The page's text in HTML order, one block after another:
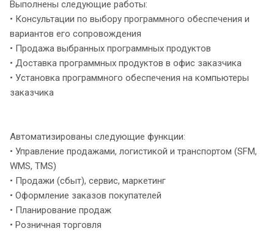
Выполнены следующие работы:
• Консультации по выбору программного обеспечения и
вариантов его сопровождения
• Продажа выбранных программных продуктов
• Доставка программных продуктов в офис заказчика
• Установка программного обеспечения на компьютеры
заказчика
Автоматизированы следующие функции:
• Управление продажами, логистикой и транспортом (SFM,
WMS, TMS)
• Продажи (сбыт), сервис, маркетинг
• Оформление заказов покупателей
• Планирование продаж
• Розничная торговля